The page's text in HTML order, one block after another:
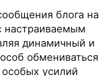
блога на
настраиваемым
динамичный и
обмениваться
усилий